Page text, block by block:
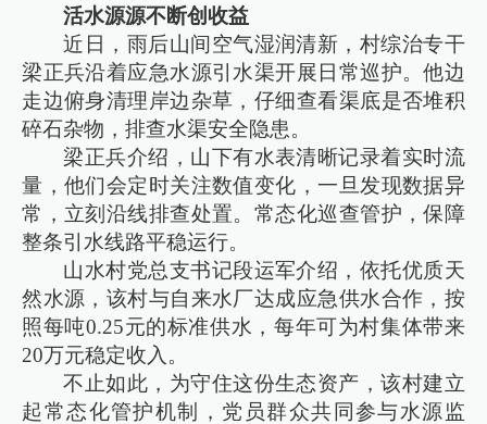
活水源源不断创收益
近日，雨后山间空气湿润清新，村综治专干
梁正兵沿着应急水源引水渠开展日常巡护。他边
走边俯身清理岸边杂草，仔细查看渠底是否堆积
碎石杂物，排查水渠安全隐患。
梁正兵介绍，山下有水表清晰记录着实时流
量，他们会定时关注数值变化，一旦发现数据异
常，立刻沿线排查处置。常态化巡查管护，保障
整条引水线路平稳运行。
山水村党总支书记段运军介绍，依托优质天
然水源，该村与自来水厂达成应急供水合作，按
照每吨0.25元的标准供水，每年可为村集体带来
20万元稳定收入。
不止如此，为守住这份生态资产，该村建立
起常态化管护机制，党员群众共同参与水源监